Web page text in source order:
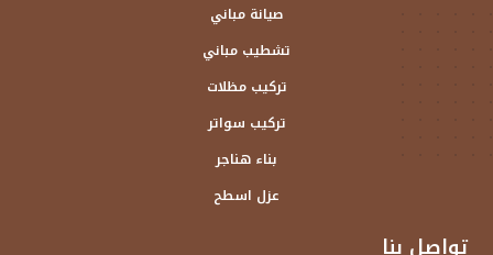
صيانة مباني
تشطيب مباني
تركيب مظلات
تركيب سواتر
بناء هناجر
عزل اسطح
تواصل بنا